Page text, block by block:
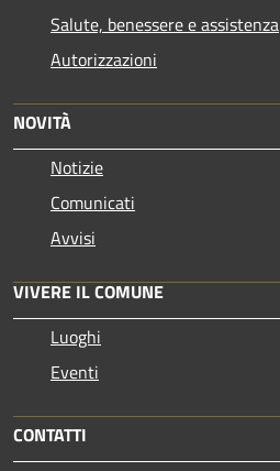
Salute, benessere e assistenza
Autorizzazioni
NOVITÀ
Notizie
Comunicati
Avvisi
VIVERE IL COMUNE
Luoghi
Eventi
CONTATTI